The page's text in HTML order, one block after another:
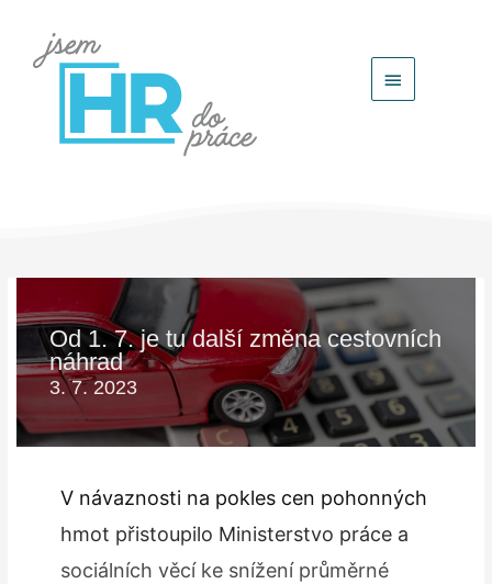
Hlavní
Od 1. 7. je tu další změna cestovních
náhrad
3. 7. 2023
V návaznosti na pokles cen pohonných
hmot přistoupilo Ministerstvo práce a
sociálních věcí ke snížení průměrné